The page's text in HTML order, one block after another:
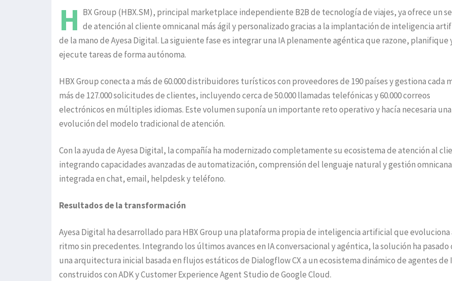
H BX Group (HBX.SM), principal marketplace independiente B2B de tecnología de viajes, ya ofrece un
de atención al cliente omnicanal más ágil y personalizado gracias a la implantación de inteligencia
de la mano de Ayesa Digital. La siguiente fase es integrar una IA plenamente agéntica que razone, planifique
ejecute tareas de forma autónoma.
HBX Group conecta a más de 60.000 distribuidores turísticos con proveedores de 190 países y gestiona cada
más de 127.000 solicitudes de clientes, incluyendo cerca de 50.000 llamadas telefónicas y 60.000 correos
electrónicos en múltiples idiomas. Este volumen suponía un importante reto operativo y hacía necesaria una
evolución del modelo tradicional de atención.
Con la ayuda de Ayesa Digital, la compañía ha modernizado completamente su ecosistema de atención al
integrando capacidades avanzadas de automatización, comprensión del lenguaje natural y gestión
integrada en chat, email, helpdesk y teléfono.
Resultados de la transformación
Ayesa Digital ha desarrollado para HBX Group una plataforma propia de inteligencia artificial que evoluciona
ritmo sin precedentes. Integrando los últimos avances en IA conversacional y agéntica, la solución ha pasado
una arquitectura inicial basada en flujos estáticos de Dialogflow CX a un ecosistema dinámico de agentes de
construidos con ADK y Customer Experience Agent Studio de Google Cloud.